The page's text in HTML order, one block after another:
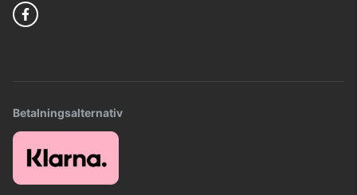
Betalningsalternativ